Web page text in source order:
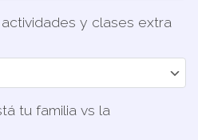
y clases extra
tu familia vs la